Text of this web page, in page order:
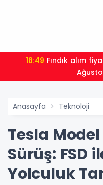
18:49
Anasayfa Teknoloji
Tesla
Sürüş: FSD
Yolculuk